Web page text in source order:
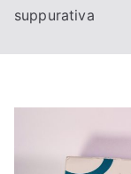
suppurativa